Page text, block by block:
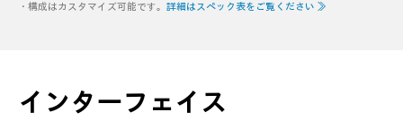
・構成はカスタマイズ可能です。 詳細はスペック表をご覧ください ≫
インターフェイス